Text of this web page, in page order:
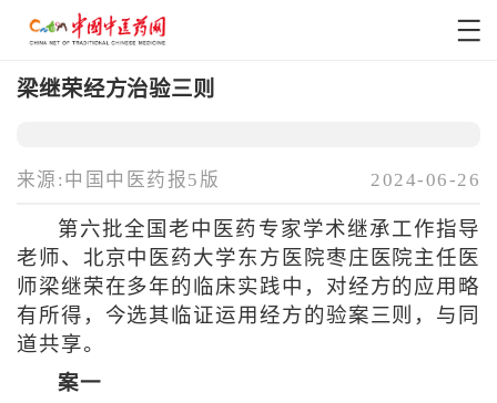
梁继荣经方治验三则
来源:中国中医药报5版 2024-06-26
第六批全国老中医药专家学术继承工作指导
老师、北京中医药大学东方医院枣庄医院主任医
师梁继荣在多年的临床实践中，对经方的应用略
有所得，今选其临证运用经方的验案三则，与同
道共享。
案一